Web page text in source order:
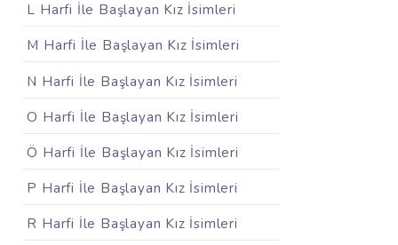
L Harfi İle Başlayan Kız İsimleri
M Harfi İle Başlayan Kız İsimleri
N Harfi İle Başlayan Kız İsimleri
O Harfi İle Başlayan Kız İsimleri
Ö Harfi İle Başlayan Kız İsimleri
P Harfi İle Başlayan Kız İsimleri
R Harfi İle Başlayan Kız İsimleri